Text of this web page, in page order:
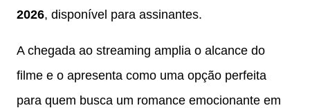
2026, disponível para assinantes.
A chegada ao streaming amplia o alcance do
filme e o apresenta como uma opção perfeita
para quem busca um romance emocionante em